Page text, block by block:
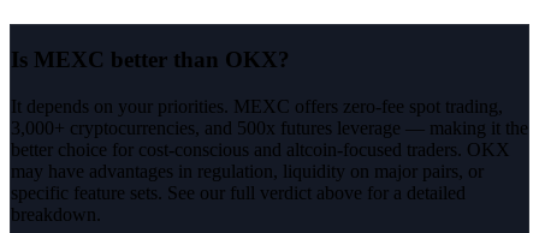
Is MEXC better than OKX?
It depends on your priorities. MEXC offers zero-fee spot trading,
3,000+ cryptocurrencies, and 500x futures leverage — making it the
better choice for cost-conscious and altcoin-focused traders. OKX
may have advantages in regulation, liquidity on major pairs, or
specific feature sets. See our full verdict above for a detailed
breakdown.